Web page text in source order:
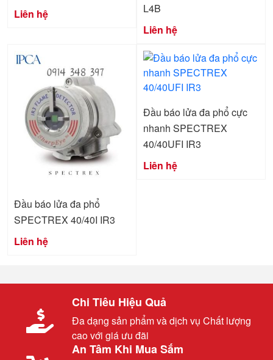
Liên hệ
L4B
Liên hệ
Đầu báo lửa đa phổ
SPECTREX 40/40I IR3
Liên hệ
Đầu báo lửa đa phổ cực
nhanh SPECTREX
40/40UFI IR3
Liên hệ
Chi Tiêu Hiệu Quả
Đa dạng sản phẩm và dịch vụ Chất lượng
cao với giá ưu đãi
An Tâm Khi Mua Sắm